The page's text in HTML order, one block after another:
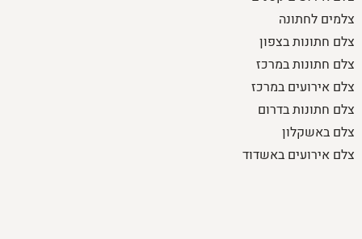
צלמים לחתונה
צלם חתונות בצפון
צלם חתונות במרכז
צלם אירועים במרכז
צלם חתונות בדרום
צלם באשקלון
צלם אירועים באשדוד